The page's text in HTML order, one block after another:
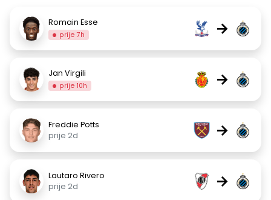
Romain Esse
prije 7h →
Jan Virgili
prije 10h →
Freddie Potts
prije 2d
→
Lautaro Rivero
prije 2d
→